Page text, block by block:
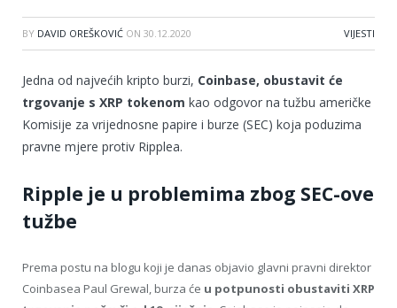
BY DAVID OREŠKOVIĆ ON 30.12.2020 VIJESTI
Jedna od najvećih kripto burzi, Coinbase, obustavit će
trgovanje s XRP tokenom kao odgovor na tužbu američke
Komisije za vrijednosne papire i burze (SEC) koja poduzima
pravne mjere protiv Ripplea.
Ripple je u problemima zbog SEC-ove
tužbe
Prema postu na blogu koji je danas objavio glavni pravni direktor
Coinbasea Paul Grewal, burza će u potpunosti obustaviti XRP